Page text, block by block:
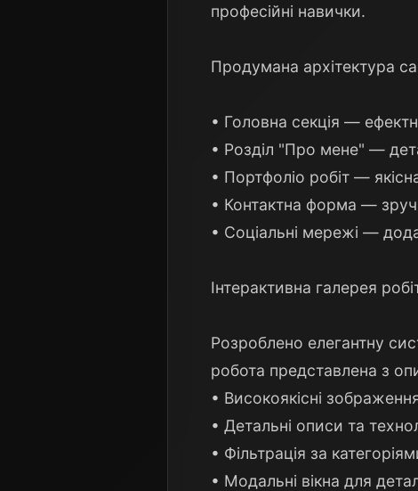
професійні навички.
Продумана архітектура
• Головна секція —
• Розділ "Про мене" —
• Портфоліо робіт —
• Контактна форма —
• Соціальні мережі —
Інтерактивна галерея
Розроблено елегантну
робота представлена з
• Високоякісні
• Детальні описи та
• Фільтрація за
• Модальні вікна для